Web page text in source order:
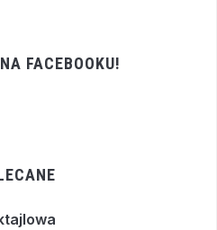
FACEBOOKU!